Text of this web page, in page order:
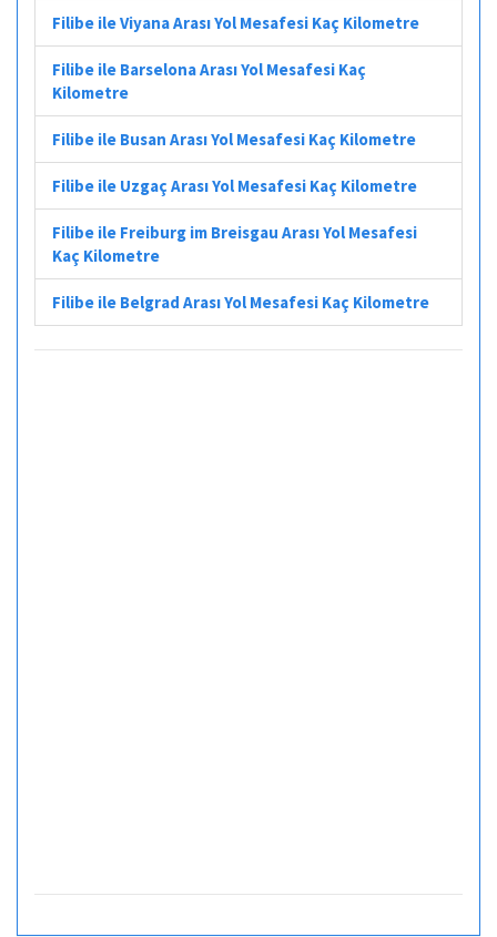
Filibe ile Viyana Arası Yol Mesafesi Kaç Kilometre
Filibe ile Barselona Arası Yol Mesafesi Kaç
Kilometre
Filibe ile Busan Arası Yol Mesafesi Kaç Kilometre
Filibe ile Uzgaç Arası Yol Mesafesi Kaç Kilometre
Filibe ile Freiburg im Breisgau Arası Yol Mesafesi
Kaç Kilometre
Filibe ile Belgrad Arası Yol Mesafesi Kaç Kilometre